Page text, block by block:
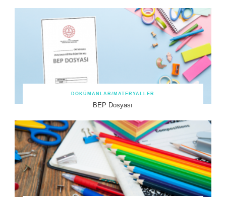
DOKÜMANLAR/MATERYALLER
BEP Dosyası